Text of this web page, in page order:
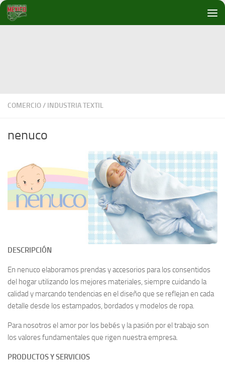
Debajo del contenido
COMERCIO/ INDUSTRIA TEXTIL
nenuco
DESCRIPCIÓN
En nenuco elaboramos prendas y accesorios para los consentidos
del hogar utilizando los mejores materiales, siempre cuidando la
calidad y marcando tendencias en el diseño que se reflejan en cada
detalle desde los estampados, bordados y modelos de ropa.
Para nosotros el amor por los bebés y la pasión por el trabajo son
los valores fundamentales que rigen nuestra empresa.
PRODUCTOS Y SERVICIOS